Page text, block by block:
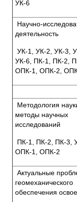
УК-6
Научно-
деятельность
УК-1, УК-2, УК-3,
УК-6, ПК-1, ПК-2,
ОПК-1, ОПК-2,
Методология
методы научных
исследований
ПК-1, ПК-2, ПК-3,
ОПК-1, ОПК-2
Актуальные
геомеханического
обеспечения